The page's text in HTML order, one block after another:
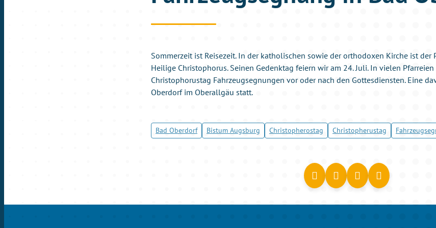
Sommerzeit ist Reisezeit. In der katholischen sowie der orthodoxen Kirche ist der
Heilige Christophorus. Seinen Gedenktag feiern wir am 24. Juli. In vielen
Christophorustag Fahrzeugsegnungen vor oder nach den Gottesdiensten. Eine
Oberdorf im Oberallgäu statt.
Bad Oberdorf Bistum Augsburg Christopherostag Christopherustag